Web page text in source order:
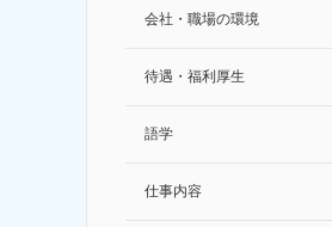
会社・職場の環境
待遇・福利厚生
語学
仕事内容